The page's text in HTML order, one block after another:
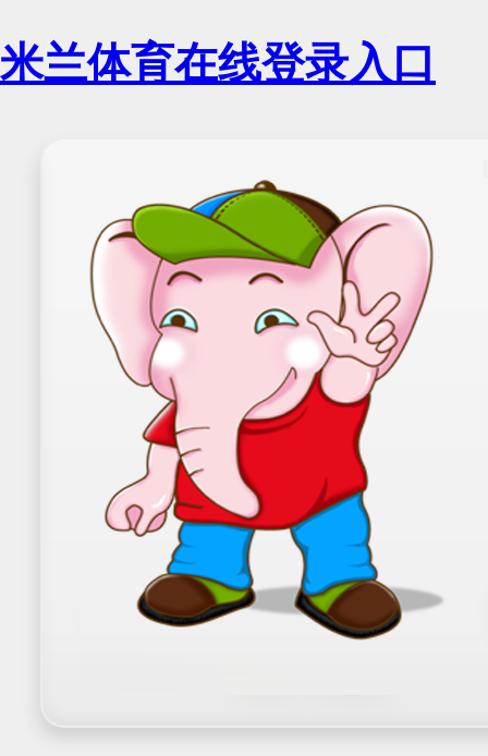
米兰体育在线登录入口